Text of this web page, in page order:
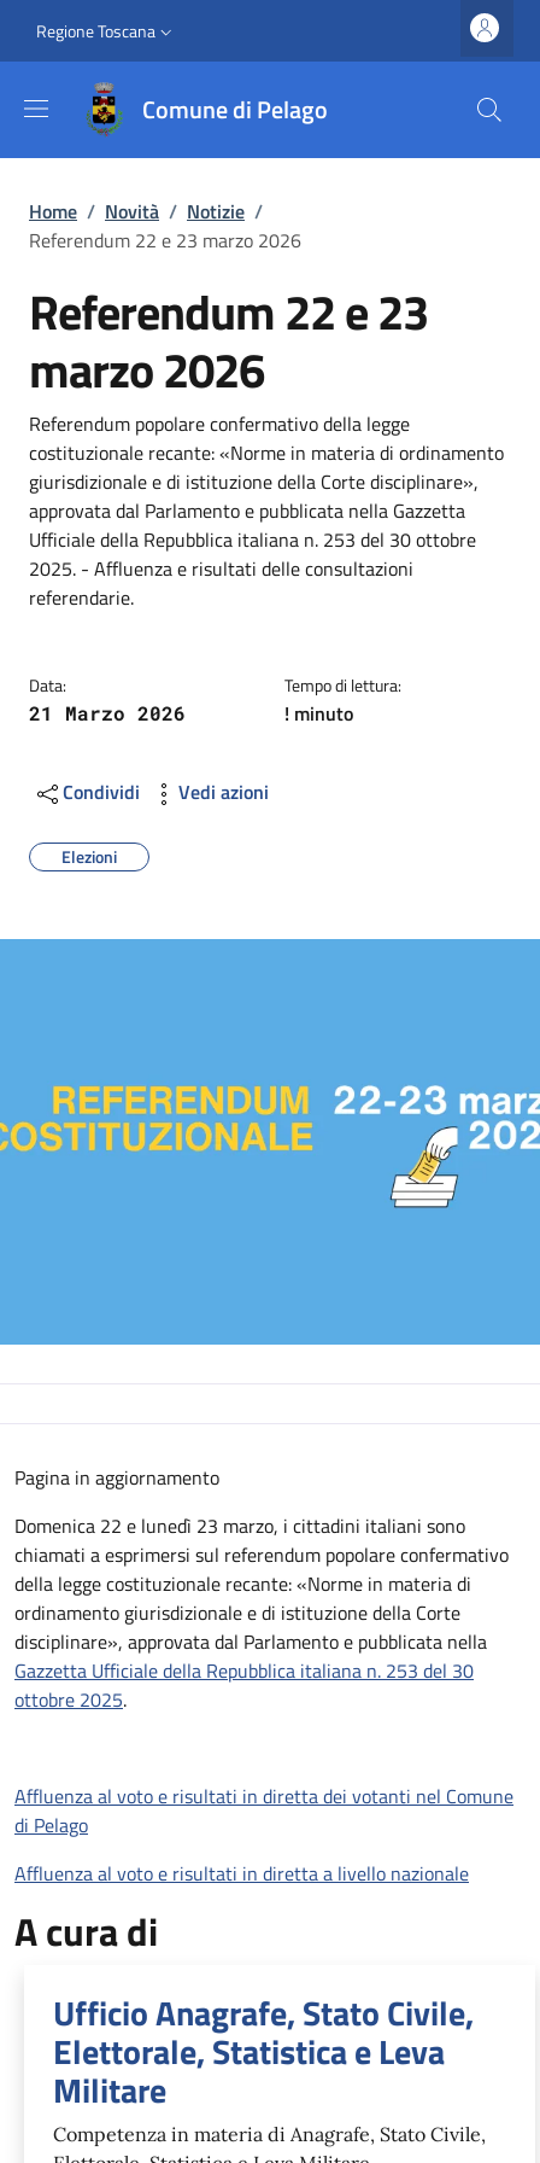
Slim top
Regione Toscana
Comune di Pelago
Briciole di pane
Home / Novità / Notizie /
Referendum 22 e 23 marzo 2026
Referendum 22 e 23
marzo 2026
Dettagli
Descrizione breve
Referendum popolare confermativo della legge
costituzionale recante: «Norme in materia di ordinamento
giurisdizionale e di istituzione della Corte disciplinare»,
approvata dal Parlamento e pubblicata nella Gazzetta
Ufficiale della Repubblica italiana n. 253 del 30 ottobre
2025. - Affluenza e risultati delle consultazioni
referendarie.
Data:
21 Marzo 2026
Tempo di lettura:
! minuto
Condividi Vedi azioni
Elezioni
Descrizione
Pagina in aggiornamento
Domenica 22 e lunedì 23 marzo, i cittadini italiani sono
chiamati a esprimersi sul referendum popolare confermativo
della legge costituzionale recante: «Norme in materia di
ordinamento giurisdizionale e di istituzione della Corte
disciplinare», approvata dal Parlamento e pubblicata nella
Gazzetta Ufficiale della Repubblica italiana n. 253 del 30
ottobre 2025.
Affluenza al voto e risultati in diretta dei votanti nel Comune
di Pelago
Affluenza al voto e risultati in diretta a livello nazionale
A cura di
Ufficio Anagrafe, Stato Civile,
Elettorale, Statistica e Leva
Militare
Competenza in materia di Anagrafe, Stato Civile,